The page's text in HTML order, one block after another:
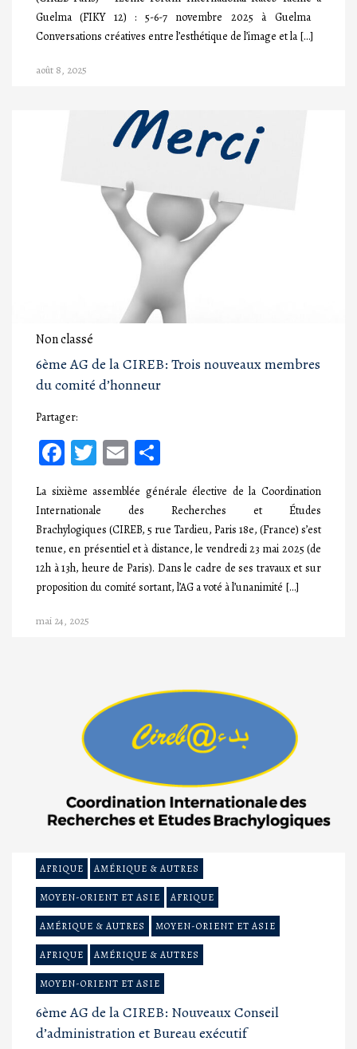
Guelma (FIKY 12) : 5-6-7 novembre 2025 à Guelma
Conversations créatives entre l’esthétique de l’image et la […]
août 8, 2025
Non classé
6ème AG de la CIREB: Trois nouveaux membres
du comité d’honneur
Partager:
Facebook
Twitter
Email
La sixième assemblée générale élective de la Coordination
Internationale des Recherches et Études
Brachylogiques (CIREB, 5 rue Tardieu, Paris 18e, (France) s’est
tenue, en présentiel et à distance, le vendredi 23 mai 2025 (de
12h à 13h, heure de Paris). Dans le cadre de ses travaux et sur
proposition du comité sortant, l’AG a voté à l’unanimité […]
mai 24, 2025
AFRIQUE AMÉRIQUE & AUTRES
MOYEN-ORIENT ET ASIE AFRIQUE
AMÉRIQUE & AUTRES MOYEN-ORIENT ET ASIE
AFRIQUE AMÉRIQUE & AUTRES
MOYEN-ORIENT ET ASIE
6ème AG de la CIREB: Nouveaux Conseil
d’administration et Bureau exécutif